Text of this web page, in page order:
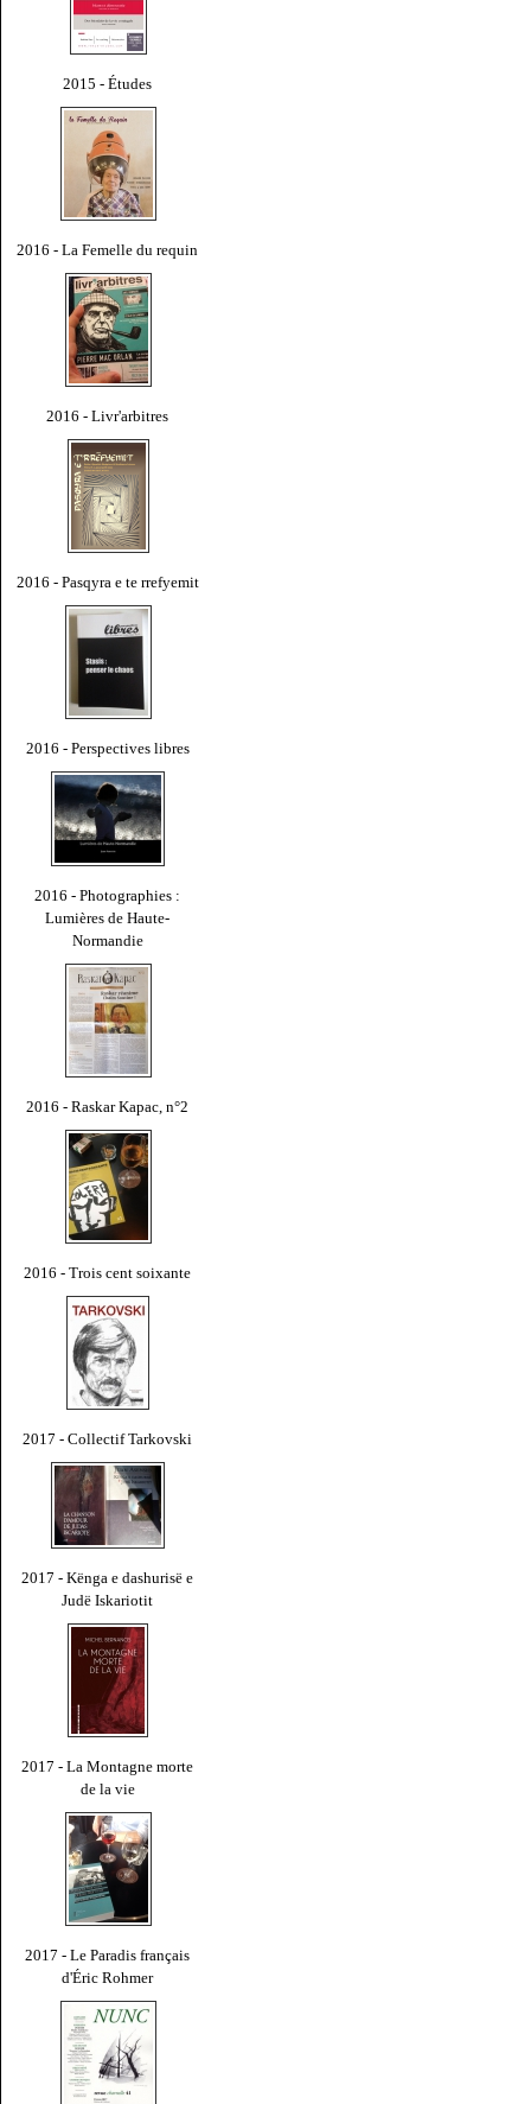
2015 - Études
2016 - La Femelle du requin
2016 - Livr'arbitres
2016 - Pasqyra e te rrefyemit
2016 - Perspectives libres
2016 - Photographies :
Lumières de Haute-
Normandie
2016 - Raskar Kapac, n°2
2016 - Trois cent soixante
2017 - Collectif Tarkovski
2017 - Kënga e dashurisë e
Judë Iskariotit
2017 - La Montagne morte
de la vie
2017 - Le Paradis français
d'Éric Rohmer